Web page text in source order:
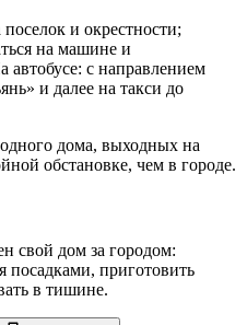
и окрестности;
на машине и
с направлением
и далее на такси до
дома, выходных на
обстановке, чем в городе.
свой дом за городом:
посадками, приготовить
в тишине.